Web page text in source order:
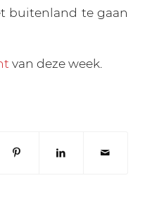
buitenland te gaan
van deze week.